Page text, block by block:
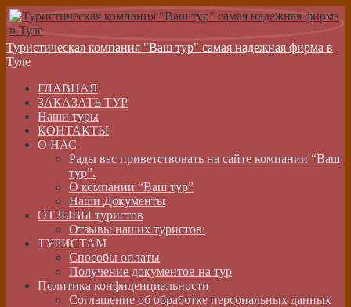
Туристическая компания "Ваш тур" самая надежная фирма в
Туле
ГЛАВНАЯ
ЗАКАЗАТЬ ТУР
Наши туры
КОНТАКТЫ
О НАС
Рады вас приветствовать на сайте компании “Ваш
тур”.
О компании “Ваш тур”
Наши Документы
ОТЗЫВЫ туристов
Отзывы наших туристов:
ТУРИСТАМ
Способы оплаты
Получение документов на тур
Политика конфиденциальности
Соглашение об обработке персональных данных